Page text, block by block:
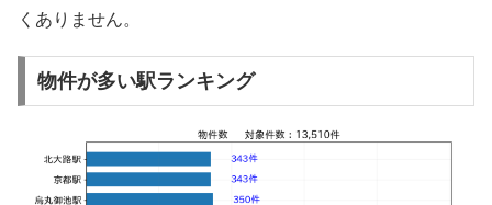
くありません。
物件が多い駅ランキング